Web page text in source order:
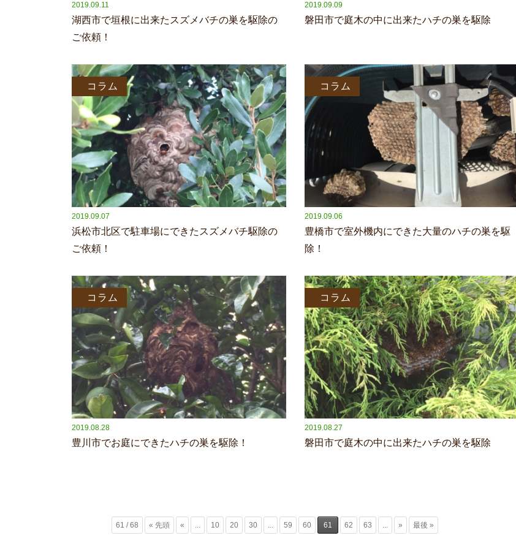
2019.09.11
湖西市で垣根に出来たスズメバチの巣を駆除の
ご依頼！
2019.09.09
磐田市で庭木の中に出来たハチの巣を駆除
コラム
2019.09.07
浜松市北区で駐車場にできたスズメバチ駆除の
ご依頼！
コラム
2019.09.06
豊橋市で室外機内にできた大量のハチの巣を駆
除！
コラム
2019.08.28
豊川市でお庭にできたハチの巣を駆除！
コラム
2019.08.27
磐田市で庭木の中に出来たハチの巣を駆除
61 / 68 « 先頭 « ... 10 20 30 ... 59 60 61 62 63 ... » 最後 »